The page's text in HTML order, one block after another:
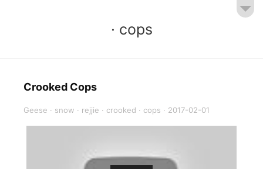
· cops
Crooked Cops
Geese · snow · rejjie · crooked · cops · 2017-02-01